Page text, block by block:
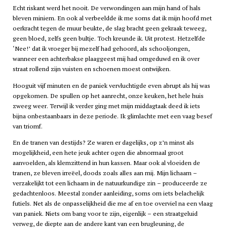
Echt riskant werd het nooit. De verwondingen aan mijn hand of hals
bleven miniem. En ook al verbeeldde ik me soms dat ik mijn hoofd met
oerkracht tegen de muur beukte, de slag bracht geen gekraak teweeg,
geen bloed, zelfs geen bultje. Toch kreunde ik. Uit protest. Hetzelfde
‘Nee!’ dat ik vroeger bij mezelf had gehoord, als schooljongen,
wanneer een achterbakse plaaggeest mij had omgeduwd en ik over
straat rollend zijn vuisten en schoenen moest ontwijken.
Hooguit vijf minuten en de paniek vervluchtigde even abrupt als hij was
opgekomen. De spullen op het aanrecht, onze keuken, het hele huis
zweeg weer. Terwijl ik verder ging met mijn middagtaak deed ik iets
bijna onbestaanbaars in deze periode. Ik glimlachte met een vaag besef
van triomf.
En de tranen van destijds? Ze waren er dagelijks, op z’n minst als
mogelijkheid, een hete jeuk achter ogen die abnormaal groot
aanvoelden, als klemzittend in hun kassen. Maar ook al vloeiden de
tranen, ze bleven irreëel, doods zoals alles aan mij. Mijn lichaam –
verzakelijkt tot een lichaam in de natuurkundige zin – produceerde ze
gedachtenloos. Meestal zonder aanleiding, soms om iets belachelijk
futiels. Net als de onpasselijkheid die me af en toe overviel na een vlaag
van paniek. Niets om bang voor te zijn, eigenlijk – een straatgeluid
verweg, de diepte aan de andere kant van een brugleuning, de